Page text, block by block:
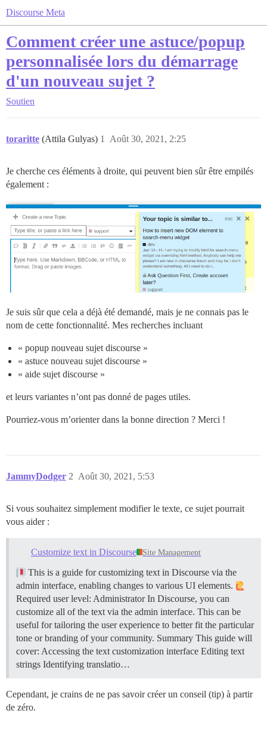
Discourse Meta
Comment créer une astuce/popup
personnalisée lors du démarrage
d'un nouveau sujet ?
Soutien
toraritte (Attila Gulyas) Août 30, 2021, 2:25
1
Je cherche ces éléments à droite, qui peuvent bien sûr être empilés
également :
Je suis sûr que cela a déjà été demandé, mais je ne connais pas le
nom de cette fonctionnalité. Mes recherches incluant
« popup nouveau sujet discourse »
« astuce nouveau sujet discourse »
« aide sujet discourse »
et leurs variantes n’ont pas donné de pages utiles.
Pourriez-vous m’orienter dans la bonne direction ? Merci !
JammyDodger Août 30, 2021, 5:53
2
Si vous souhaitez simplement modifier le texte, ce sujet pourrait
vous aider :
Customize text in Discourse Site Management
This is a guide for customizing text in Discourse via the
admin interface, enabling changes to various UI elements.
Required user level: Administrator In Discourse, you can
customize all of the text via the admin interface. This can be
useful for tailoring the user experience to better fit the particular
tone or branding of your community. Summary This guide will
cover: Accessing the text customization interface Editing text
strings Identifying translatio…
Cependant, je crains de ne pas savoir créer un conseil (tip) à partir
de zéro.